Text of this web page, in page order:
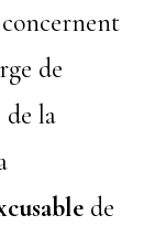
de
de la
de